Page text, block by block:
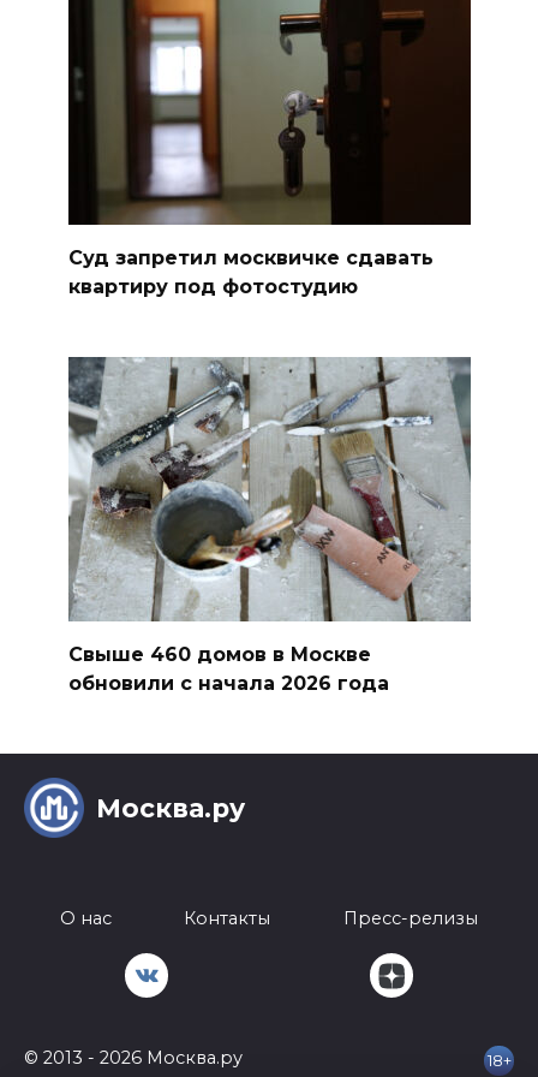
Суд запретил москвичке сдавать
квартиру под фотостудию
Свыше 460 домов в Москве
обновили с начала 2026 года
Москва.ру
О нас Контакты Пресс-релизы
© 2013 - 2026 Москва.ру 18+